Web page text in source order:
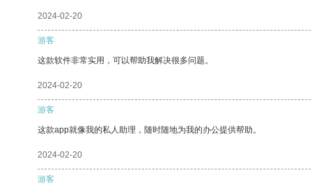
2024-02-20
游客
这款软件非常实用，可以帮助我解决很多问题。
2024-02-20
游客
这款app就像我的私人助理，随时随地为我的办公提供帮助。
2024-02-20
游客